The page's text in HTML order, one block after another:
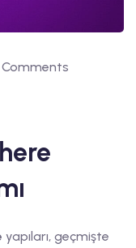
yapıları, geçmişte